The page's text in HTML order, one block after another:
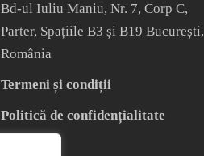
Bd-ul Iuliu Maniu, Nr. 7, Corp C,
Parter, Spațiile B3 și B19 București,
România
Termeni și condiții
Politică de confidențialitate